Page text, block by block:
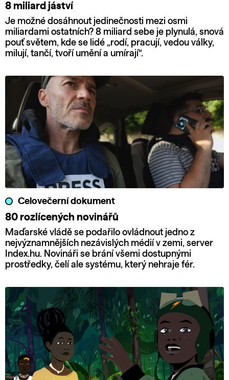
8 miliard jáství
Je možné dosáhnout jedinečnosti mezi osmi
miliardami ostatních? 8 miliard sebe je plynulá, snová
pouť světem, kde se lidé „rodí, pracují, vedou války,
milují, tančí, tvoří umění a umírají“.
Celovečerní dokument
80 rozlícených novinářů
Maďarské vládě se podařilo ovládnout jedno z
nejvýznamnějších nezávislých médií v zemi, server
Index.hu. Novináři se brání všemi dostupnými
prostředky, čelí ale systému, který nehraje fér.